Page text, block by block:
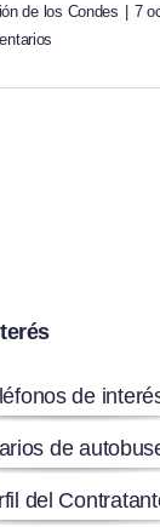
de los Condes
7